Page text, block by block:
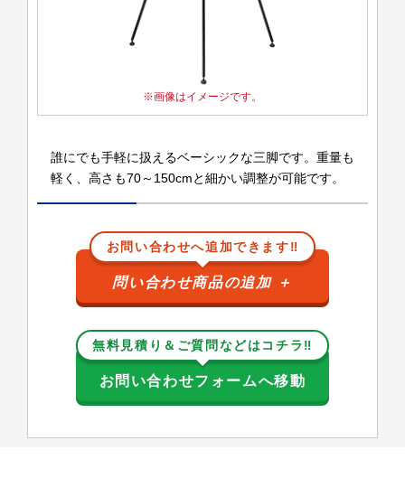
画像はイメージです。
誰にでも手軽に扱えるベーシックな三脚です。重量も
軽く、高さも70～150cmと細かい調整が可能です。
お問い合わせへ追加できます‼
問い合わせ商品の追加 ＋
無料見積り＆ご質問などはコチラ‼
お問い合わせフォームへ移動